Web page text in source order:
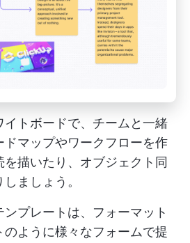
イトボードで、チームと一緒
ドマップやワークフローを作
描いたり、オブジェクト同
ましょう。
プレートは、フォーマット
のように様々なフォームで提